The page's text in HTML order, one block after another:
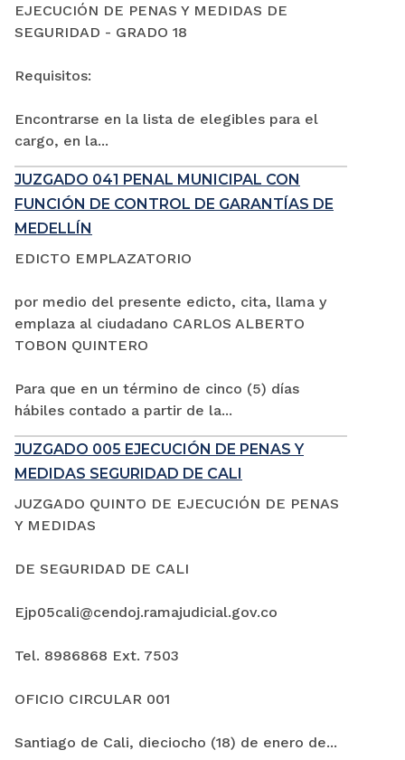
EJECUCIÓN DE PENAS Y MEDIDAS DE
SEGURIDAD - GRADO 18
Requisitos:
Encontrarse en la lista de elegibles para el
cargo, en la...
JUZGADO 041 PENAL MUNICIPAL CON
FUNCIÓN DE CONTROL DE GARANTÍAS DE
MEDELLÍN
EDICTO EMPLAZATORIO
por medio del presente edicto, cita, llama y
emplaza al ciudadano CARLOS ALBERTO
TOBON QUINTERO
Para que en un término de cinco (5) días
hábiles contado a partir de la...
JUZGADO 005 EJECUCIÓN DE PENAS Y
MEDIDAS SEGURIDAD DE CALI
JUZGADO QUINTO DE EJECUCIÓN DE PENAS
Y MEDIDAS
DE SEGURIDAD DE CALI
Ejp05cali@cendoj.ramajudicial.gov.co
Tel. 8986868 Ext. 7503
OFICIO CIRCULAR 001
Santiago de Cali, dieciocho (18) de enero de...